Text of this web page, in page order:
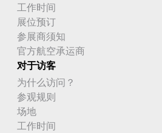
工作时间
展位预订
参展商须知
官方航空承运商
对于访客
为什么访问？
参观规则
场地
工作时间